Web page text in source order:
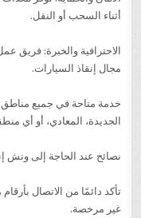
أثناء السحب أو النقل.
الاحترافية والخبرة:
مجال إنقاذ السيارات.
خدمة متاحة في جميع مناطق
الجديدة، المعادي، أو أي
نصائح عند الحاجة إلى ونش
غير مرخصة.